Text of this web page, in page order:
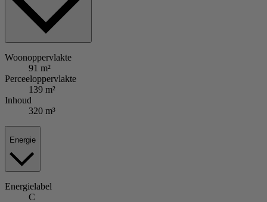
Woonoppervlakte
91 m²
Perceeloppervlakte
139 m²
Inhoud
320 m³
Energie
Energielabel
C